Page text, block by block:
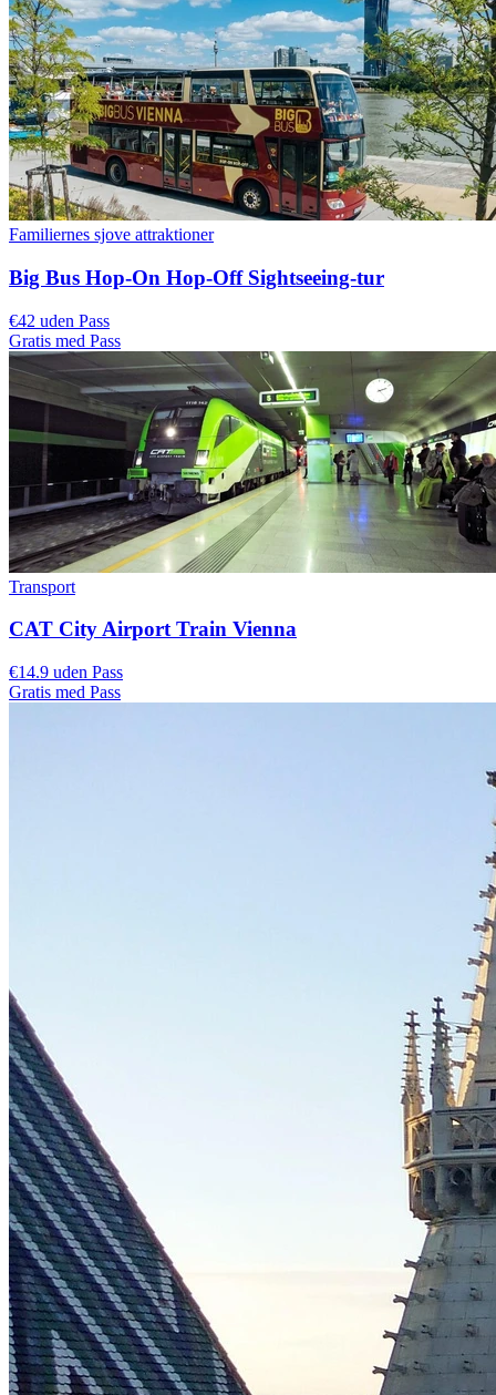
Familiernes sjove attraktioner
Big Bus Hop-On Hop-Off Sightseeing-tur
€42 uden Pass
Gratis med Pass
Transport
CAT City Airport Train Vienna
€14.9 uden Pass
Gratis med Pass